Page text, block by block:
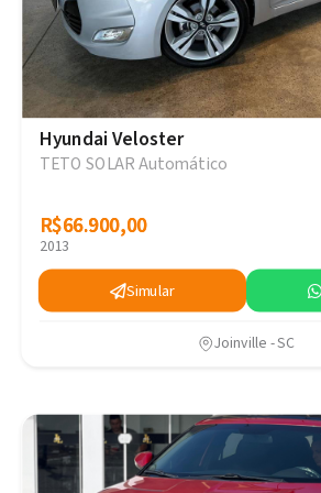
Hyundai Veloster
TETO SOLAR Automático
R$66.900,00
R$66.900,00
2013
Simular
Joinville - SC